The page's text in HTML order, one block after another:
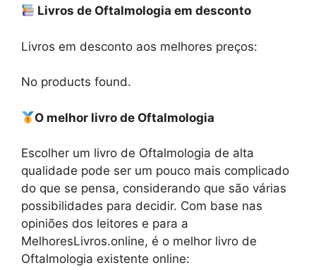
Livros de Oftalmologia em desconto
Livros em desconto aos melhores preços:
No products found.
O melhor livro de Oftalmologia
Escolher um livro de Oftalmologia de alta
qualidade pode ser um pouco mais complicado
do que se pensa, considerando que são várias
possibilidades para decidir. Com base nas
opiniões dos leitores e para a
MelhoresLivros.online, é o melhor livro de
Oftalmologia existente online: